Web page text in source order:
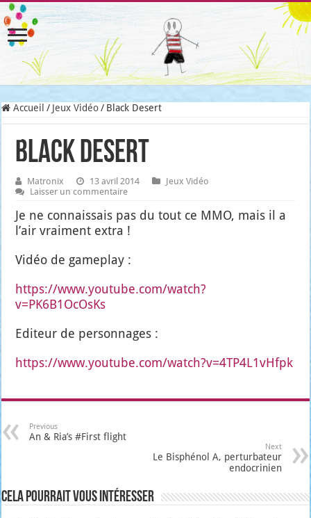
Accueil / Jeux Vidéo / Black Desert
Black Desert
Matronix 13 avril 2014
Jeux Vidéo
Laisser un commentaire
Je ne connais­sais pas du tout ce MMO, mais il a
l’air vrai­ment extra !
Vidéo de game­play :
https://www.youtube.com/watch?
v=PK6B1OcOsKs
Edi­teur de per­son­nages :
https://www.youtube.com/watch?v=4TP4L1vHfpk
Previous
An & Ria’s #First flight
Next
Le Bisphénol A, perturbateur
endocrinien
Cela pourrait vous intéresser